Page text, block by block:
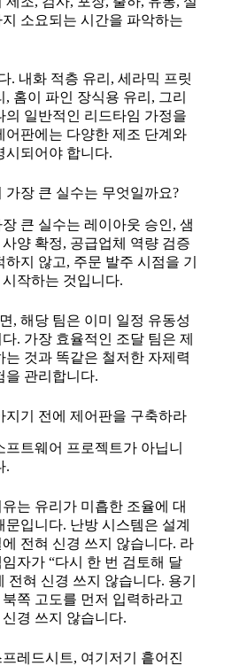
소요되는 시간을 파악하는
. 내화 적층 유리, 세라믹 프릿
홈이 파인 장식용 유리, 그리
의 일반적인 리드타임 가정을
어판에는 다양한 제조 단계와
시되어야 합니다.
장 큰 실수는 무엇일까요?
큰 실수는 레이아웃 승인, 샘
양 확정, 공급업체 역량 검증
지 않고, 주문 발주 시점을 기
작하는 것입니다.
, 해당 팀은 이미 일정 유동성
. 가장 효율적인 조달 팀은 제
는 것과 똑같은 철저한 자제력
을 관리합니다.
지기 전에 제어판을 구축하라
트웨어 프로젝트가 아닙니
.
는 유리가 미흡한 조율에 대
입니다. 난방 시스템은 설계
전혀 신경 쓰지 않습니다. 라
자가 “다시 한 번 검토해 달
전혀 신경 쓰지 않습니다. 용기
쪽 고도를 먼저 입력하라고
경 쓰지 않습니다.
레드시트, 여기저기 흩어진